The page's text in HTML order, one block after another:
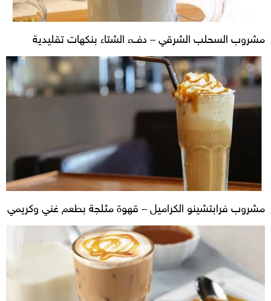
مشروب السحلب الشرقي – دفء الشتاء بنكهات تقليدية
مشروب فرابتشينو الكراميل – قهوة مثلجة بطعم غني وكريمي